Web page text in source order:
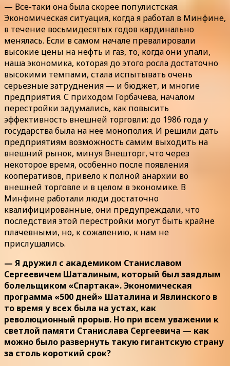
— Все-таки она была скорее популистская.
Экономическая ситуация, когда я работал в Минфине,
в течение восьмидесятых годов кардинально
менялась. Если в самом начале превалировали
высокие цены на нефть и газ, то, когда они упали,
наша экономика, которая до этого росла достаточно
высокими темпами, стала испытывать очень
серьезные затруднения — и бюджет, и многие
предприятия. С приходом Горбачева, началом
перестройки задумались, как повысить
эффективность внешней торговли: до 1986 года у
государства была на нее монополия. И решили дать
предприятиям возможность самим выходить на
внешний рынок, минуя Внешторг, что через
некоторое время, особенно после появления
кооперативов, привело к полной анархии во
внешней торговле и в целом в экономике. В
Минфине работали люди достаточно
квалифицированные, они предупреждали, что
последствия этой перестройки могут быть крайне
плачевными, но, к сожалению, к нам не
прислушались.
— Я дружил с академиком Станиславом
Сергеевичем Шаталиным, который был заядлым
болельщиком «Спартака». Экономическая
программа «500 дней» Шаталина и Явлинского в
то время у всех была на устах, как
революционный прорыв. Но при всем уважении к
светлой памяти Станислава Сергеевича — как
можно было развернуть такую гигантскую страну
за столь короткий срок?